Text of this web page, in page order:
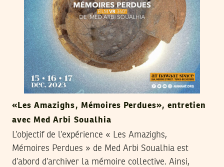
«Les Amazighs, Mémoires Perdues», entretien
avec Med Arbi Soualhia
L’objectif de l’expérience « Les Amazighs,
Mémoires Perdues » de Med Arbi Soualhia est
d’abord d’archiver la mémoire collective. Ainsi,